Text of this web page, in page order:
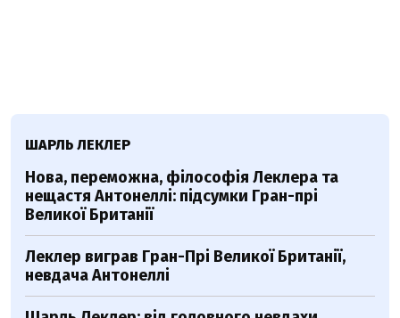
ШАРЛЬ ЛЕКЛЕР
Нова, переможна, філософія Леклера та
нещастя Антонеллі: підсумки Гран-прі
Великої Британії
Леклер виграв Гран-Прі Великої Британії,
невдача Антонеллі